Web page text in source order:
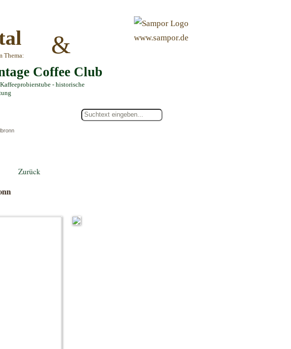
Thema:
&
Coffee Club
- historische
www.sampor.de
Zurück